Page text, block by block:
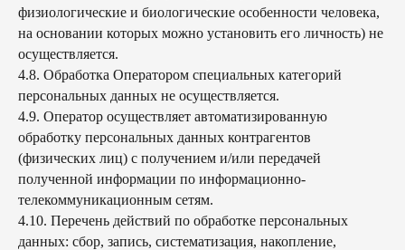
физиологические и биологические особенности человека,
на основании которых можно установить его личность) не
осуществляется.
4.8. Обработка Оператором специальных категорий
персональных данных не осуществляется.
4.9. Оператор осуществляет автоматизированную
обработку персональных данных контрагентов
(физических лиц) с получением и/или передачей
полученной информации по информационно-
телекоммуникационным сетям.
4.10. Перечень действий по обработке персональных
данных: сбор, запись, систематизация, накопление,